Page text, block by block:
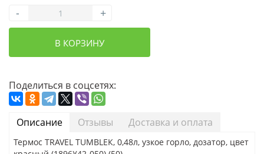
- +
В КОРЗИНУ
Поделиться в соцсетях:
Описание Отзывы Доставка и оплата
Термос TRAVEL TUMBLEК, 0,48л, узкое горло, дозатор, цвет